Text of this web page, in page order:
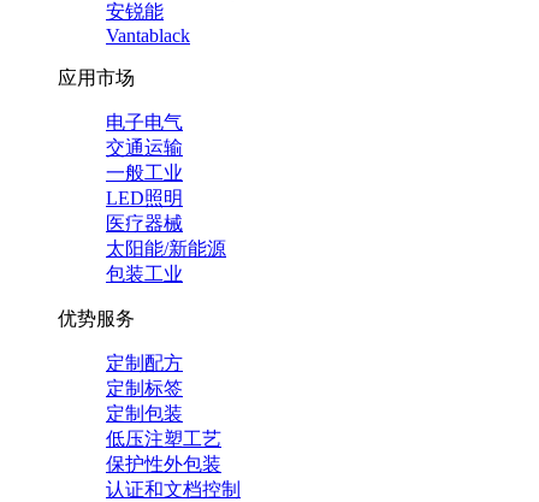
安锐能
Vantablack
应用市场
电子电气
交通运输
一般工业
LED照明
医疗器械
太阳能/新能源
包装工业
优势服务
定制配方
定制标签
定制包装
低压注塑工艺
保护性外包装
认证和文档控制